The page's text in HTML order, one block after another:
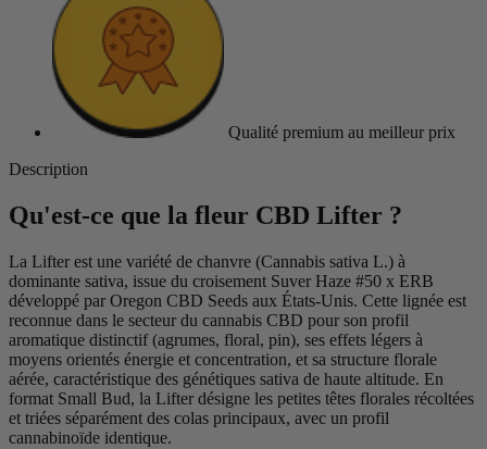
Qualité premium au meilleur prix
Description
Qu'est-ce que la fleur CBD Lifter ?
La Lifter est une variété de chanvre (Cannabis sativa L.) à
dominante sativa, issue du croisement Suver Haze #50 x ERB
développé par Oregon CBD Seeds aux États-Unis. Cette lignée est
reconnue dans le secteur du cannabis CBD pour son profil
aromatique distinctif (agrumes, floral, pin), ses effets légers à
moyens orientés énergie et concentration, et sa structure florale
aérée, caractéristique des génétiques sativa de haute altitude. En
format Small Bud, la Lifter désigne les petites têtes florales récoltées
et triées séparément des colas principaux, avec un profil
cannabinoïde identique.